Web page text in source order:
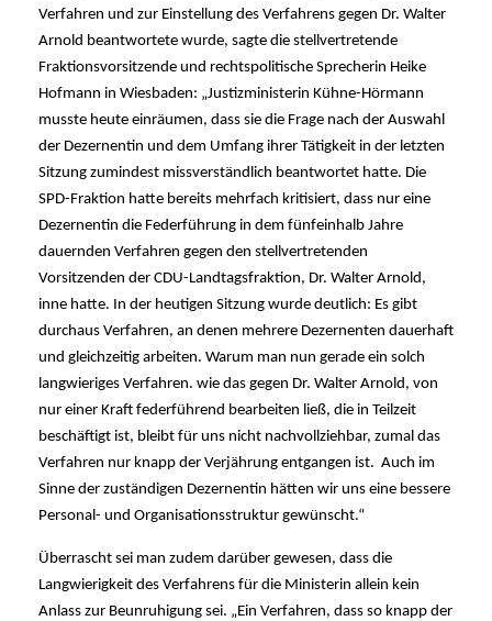
Verfahren und zur Einstellung des Verfahrens gegen Dr. Walter
Arnold beantwortete wurde, sagte die stellvertretende
Fraktionsvorsitzende und rechtspolitische Sprecherin Heike
Hofmann in Wiesbaden: „Justizministerin Kühne-Hörmann
musste heute einräumen, dass sie die Frage nach der Auswahl
der Dezernentin und dem Umfang ihrer Tätigkeit in der letzten
Sitzung zumindest missverständlich beantwortet hatte. Die
SPD-Fraktion hatte bereits mehrfach kritisiert, dass nur eine
Dezernentin die Federführung in dem fünfeinhalb Jahre
dauernden Verfahren gegen den stellvertretenden
Vorsitzenden der CDU-Landtagsfraktion, Dr. Walter Arnold,
inne hatte. In der heutigen Sitzung wurde deutlich: Es gibt
durchaus Verfahren, an denen mehrere Dezernenten dauerhaft
und gleichzeitig arbeiten. Warum man nun gerade ein solch
langwieriges Verfahren. wie das gegen Dr. Walter Arnold, von
nur einer Kraft federführend bearbeiten ließ, die in Teilzeit
beschäftigt ist, bleibt für uns nicht nachvollziehbar, zumal das
Verfahren nur knapp der Verjährung entgangen ist. Auch im
Sinne der zuständigen Dezernentin hätten wir uns eine bessere
Personal- und Organisationsstruktur gewünscht.“
Überrascht sei man zudem darüber gewesen, dass die
Langwierigkeit des Verfahrens für die Ministerin allein kein
Anlass zur Beunruhigung sei. „Ein Verfahren, dass so knapp der